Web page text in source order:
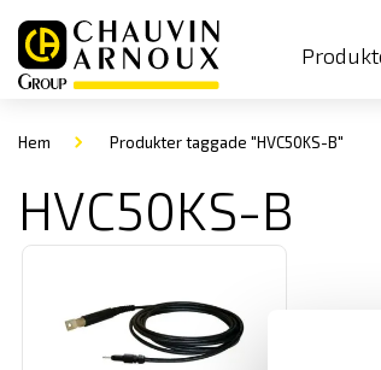
Hem Produkter taggade "HVC50KS-B"
HVC50KS-B